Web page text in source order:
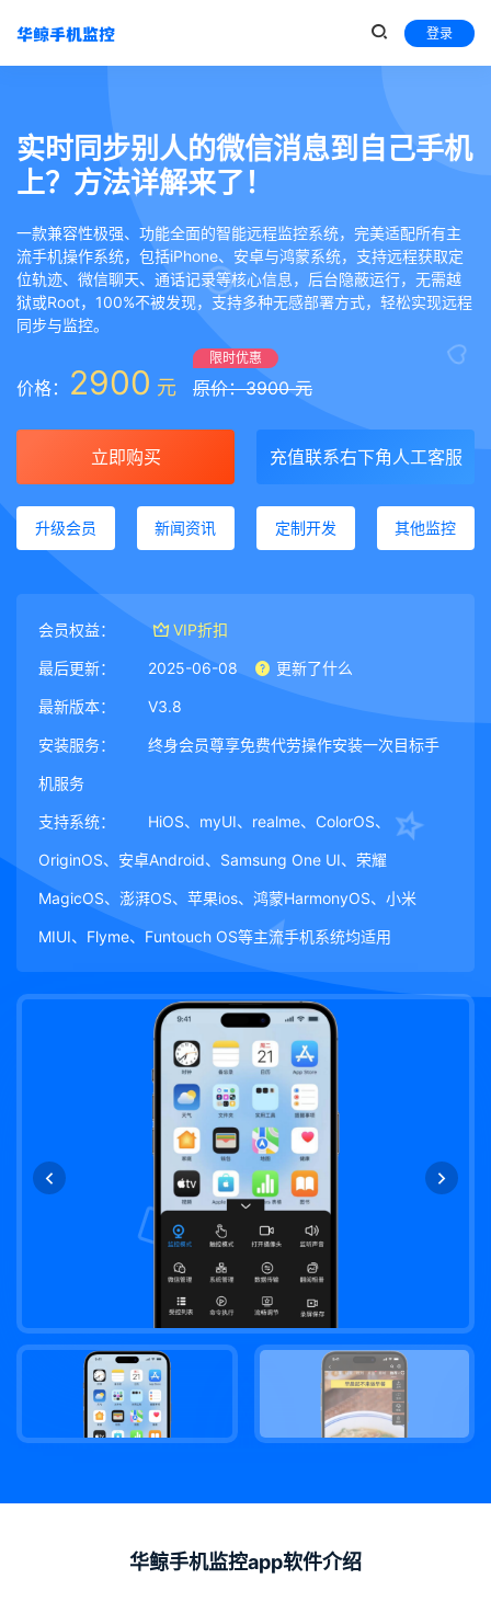
登录
实时同步别人的微信消息到自己手机
上？方法详解来了！
一款兼容性极强、功能全面的智能远程监控系统，完美适配所有主
流手机操作系统，包括iPhone、安卓与鸿蒙系统，支持远程获取定
位轨迹、微信聊天、通话记录等核心信息，后台隐蔽运行，无需越
狱或Root，100%不被发现，支持多种无感部署方式，轻松实现远程
同步与监控。
价格： 2900 元
限时优惠
原价：3900 元
立即购买 充值联系右下角人工客服
升级会员 新闻资讯 定制开发 其他监控
会员权益： VIP折扣
最后更新： 2025-06-08 更新了什么
最新版本： V3.8
安装服务： 终身会员尊享免费代劳操作安装一次目标手
机服务
支持系统： HiOS、myUI、realme、ColorOS、
OriginOS、安卓Android、Samsung One UI、荣耀
MagicOS、澎湃OS、苹果ios、鸿蒙HarmonyOS、小米
MIUI、Flyme、Funtouch OS等主流手机系统均适用
华鲸手机监控app软件介绍